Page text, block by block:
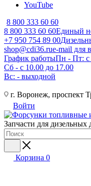
YouTube
8 800 333 60 60
8 800 333 60 60Единый
+7 950 754 89 00
shop@cdi36.rue-mail для
График работыПн - Пт: с
Сб - с 10.00 до 17.00
Вс: - выходной
г. Воронеж, проспект
Войти
Запчасти для
Корзина 0